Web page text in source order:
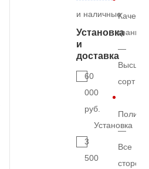
и наличные
Установка
и
доставка
60
000
руб.
Установка
3
500
гранита
—
Высший
сорт
—
Все